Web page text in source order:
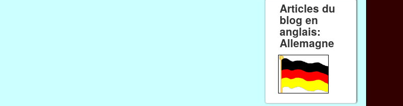
Articles du
blog en
anglais:
Allemagne